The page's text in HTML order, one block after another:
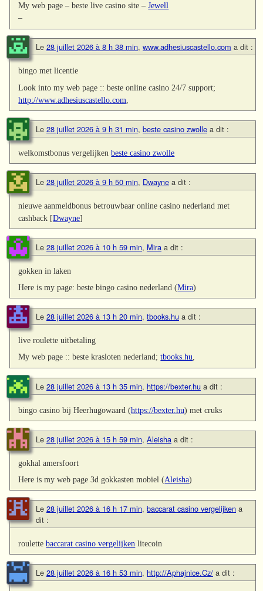
My web page – beste live casino site –Jewell
–
Le 28 juillet 2026 à 8 h 38 min, www.adhesiuscastello.com a dit :
bingo met licentie
Look into my web page :: beste online casino 24/7 support;
http://www.adhesiuscastello.com
Le 28 juillet 2026 à 9 h 31 min, beste casino zwolle a dit :
welkomstbonus vergelijkenbeste casino zwolle
Le 28 juillet 2026 à 9 h 50 min, Dwayne a dit :
nieuwe aanmeldbonus betrouwbaar online casino nederland met
cashback [Dwayne]
Le 28 juillet 2026 à 10 h 59 min, Mira a dit :
gokken in laken
Here is my page: beste bingo casino nederland (Mira)
Le 28 juillet 2026 à 13 h 20 min, tbooks.hu a dit :
live roulette uitbetaling
My web page :: beste krasloten nederland;tbooks.hu,
Le 28 juillet 2026 à 13 h 35 min, https://bexter.hu a dit :
bingo casino bij Heerhugowaard (https://bexter.hu) met cruks
Le 28 juillet 2026 à 15 h 59 min, Aleisha a dit :
gokhal amersfoort
Here is my web page 3d gokkasten mobiel (Aleisha)
Le 28 juillet 2026 à 16 h 17 min, baccarat casino vergelijken a
dit :
roulettebaccarat casino vergelijken litecoin
Le 28 juillet 2026 à 16 h 53 min, http://Aphajnice.Cz/ a dit :